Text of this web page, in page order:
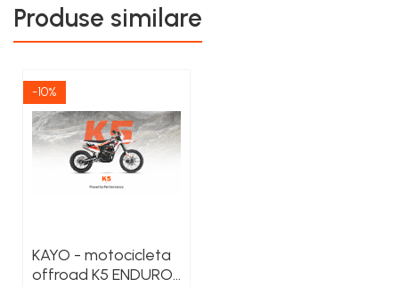
Produse similare
-10%
KAYO - motocicleta
offroad K5 ENDURO